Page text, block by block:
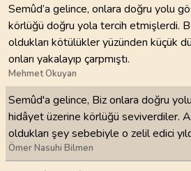
Semûd’a gelince, onlara doğru yolu
körlüğü doğru yola tercih etmişlerdi.
oldukları kötülükler yüzünden küçük
onları yakalayıp çarpmıştı.
Mehmet Okuyan
Semûd'a gelince, Biz onlara doğru
hidâyet üzerine körlüğü seviverdiler.
oldukları şey sebebiyle o zelil edici
Ömer Nasuhi Bilmen